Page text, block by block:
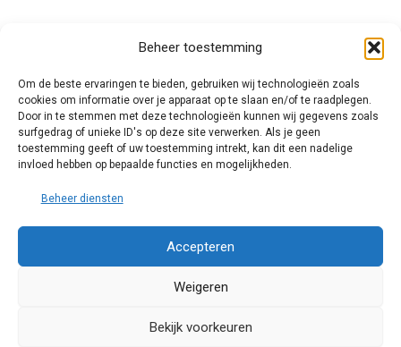
Beheer toestemming
Om de beste ervaringen te bieden, gebruiken wij technologieën zoals
cookies om informatie over je apparaat op te slaan en/of te raadplegen.
Door in te stemmen met deze technologieën kunnen wij gegevens zoals
surfgedrag of unieke ID's op deze site verwerken. Als je geen
toestemming geeft of uw toestemming intrekt, kan dit een nadelige
invloed hebben op bepaalde functies en mogelijkheden.
Beheer diensten
Accepteren
Weigeren
Bekijk voorkeuren
Privacy Policy
Cookie Policy (EU)
Impressum